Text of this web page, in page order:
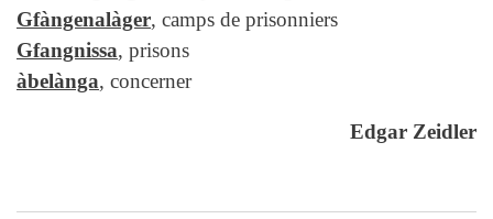
Gfàngenalàger, camps de prisonniers
Gfangnissa, prisons
àbelànga, concerner
Edgar Zeidler